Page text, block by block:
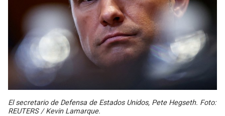
El secretario de Defensa de Estados Unidos, Pete Hegseth. Foto:
REUTERS / Kevin Lamarque.